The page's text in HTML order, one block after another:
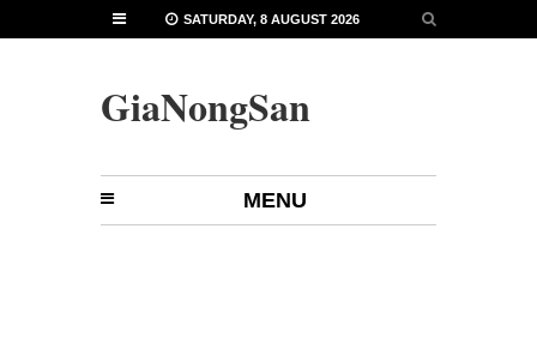
SATURDAY, 8 AUGUST 2026
GiaNongSan
MENU